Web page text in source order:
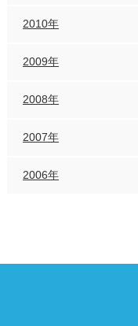
2010年
2009年
2008年
2007年
2006年